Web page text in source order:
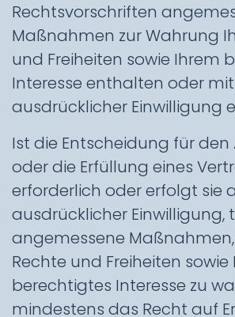
Rechtsvorschriften
Maßnahmen zur Wahrung
und Freiheiten sowie Ihrem
Interesse enthalten oder
ausdrücklicher Einwilligung
Ist die Entscheidung für den
oder die Erfüllung eines
erforderlich oder erfolgt sie
ausdrücklicher Einwilligung,
angemessene
Rechte und Freiheiten sowie
berechtigtes Interesse zu
mindestens das Recht auf